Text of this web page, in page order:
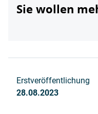
Sie wollen
Erstveröffentlichung
28.08.2023